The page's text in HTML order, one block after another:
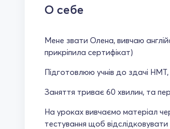
О себе
Мене звати Олена, вивчаю
прикріпила сертифікат)
Підготовлюю учнів до здачі
Заняття триває 60 хвилин, та
На уроках вивчаємо матеріал
тестування щоб